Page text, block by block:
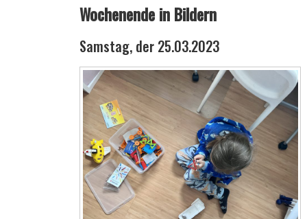
Wochenende in Bildern
Samstag, der 25.03.2023